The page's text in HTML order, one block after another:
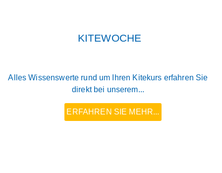
KITEWOCHE
Alles Wissenswerte rund um Ihren Kitekurs erfahren Sie
direkt bei unserem...
ERFAHREN SIE MEHR...